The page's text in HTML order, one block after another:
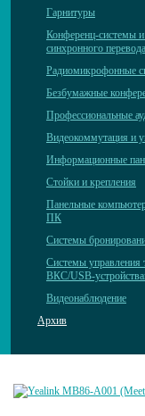
Гарнитуры
Конференц-системы
синхронного перевода
Радиомикрофонные
Безбумажные
Профессиональные
Видеокоммутация и
Информационные
Стойки и крепления
Панельные
ПК
Системы
Системы управления
ВКС/USB-
Видеонаблюдение
Архив